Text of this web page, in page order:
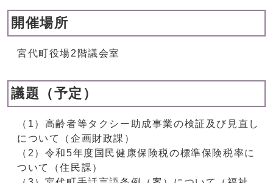
開催場所
宮代町役場2階議会室
議題（予定）
（1）高齢者等タクシー助成事業の検証及び見直し
について（企画財政課）
（2）令和5年度国民健康保険税の標準保険税率に
ついて（住民課）